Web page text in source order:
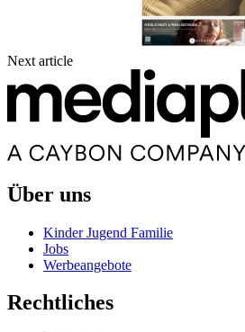
Next article
Über uns
Kinder Jugend Familie
Jobs
Werbeangebote
Rechtliches